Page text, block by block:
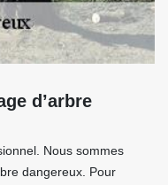
d’arbre
Nous sommes
dangereux. Pour